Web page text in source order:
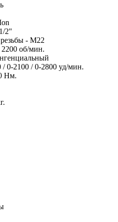
2"
- М22
2200 об/мин.
/ 0-2100 / 0-2800 уд/мин.
Нм.